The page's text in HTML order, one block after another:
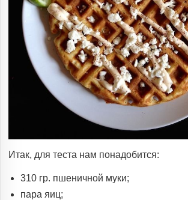
Итак, для теста нам понадобится:
310 гр. пшеничной муки;
пара яиц;